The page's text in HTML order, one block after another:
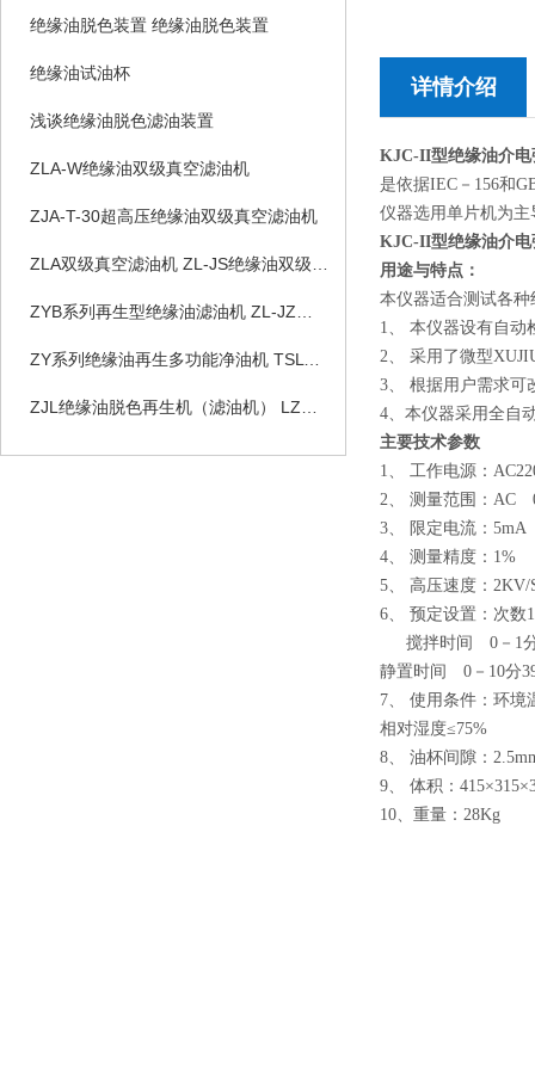
绝缘油脱色装置 绝缘油脱色装置
绝缘油试油杯
浅谈绝缘油脱色滤油装置
ZLA-W绝缘油双级真空滤油机
ZJA-T-30超高压绝缘油双级真空滤油机
详情介绍
KJC-II型绝缘油介电
是依据IEC－156和
仪器选用单片机为
KJC-II型绝缘油介电
用途与特点：
本仪器适合测试各
1、 本仪器设有自动
2、 采用了微型
3、 根据用户需求可
4、本仪器采用全自
主要技术参数
1、 工作电源：
2、 测量范围：AC
3、 限定电流：5mA
4、 测量精度：1%
5、 高压速度：2KV/
6、 预定设置：次数
搅拌时间 0－1
静置时间 0－10分
7、 使用条件：环
相对湿度≤75%
8、 油杯间隙：
9、 体积：
10、重量：28Kg